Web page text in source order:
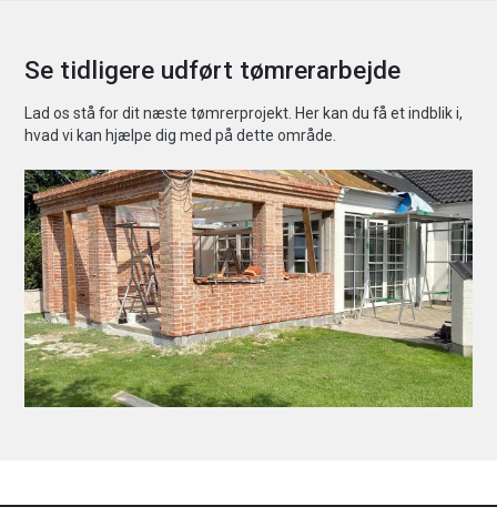
Se tidligere udført tømrerarbejde
Lad os stå for dit næste tømrerprojekt. Her kan du få et indblik i,
hvad vi kan hjælpe dig med på dette område.